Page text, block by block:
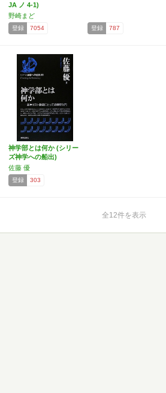
JA ノ 4-1)
野崎まど
登録 7054 登録 787
神学部とは何か (シリー
ズ神学への船出)
佐藤 優
登録 303
全12件を表示